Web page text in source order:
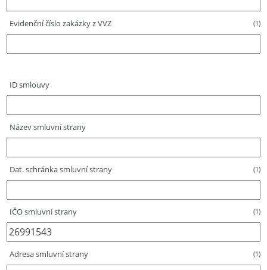
Evidenční číslo zakázky z VVZ (1)
ID smlouvy
Název smluvní strany
Dat. schránka smluvní strany (1)
IČO smluvní strany (1)
Adresa smluvní strany (1)